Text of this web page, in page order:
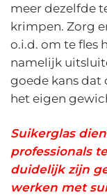
meer dezelfde
krimpen. Zorg
o.i.d. om te fles
namelijk
goede kans dat
het eigen
Suikerglas
professionals
duidelijk zijn
werken met